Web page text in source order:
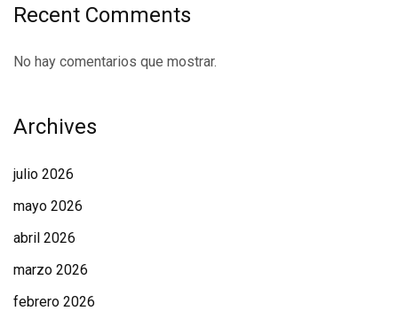
Recent Comments
No hay comentarios que mostrar.
Archives
julio 2026
mayo 2026
abril 2026
marzo 2026
febrero 2026